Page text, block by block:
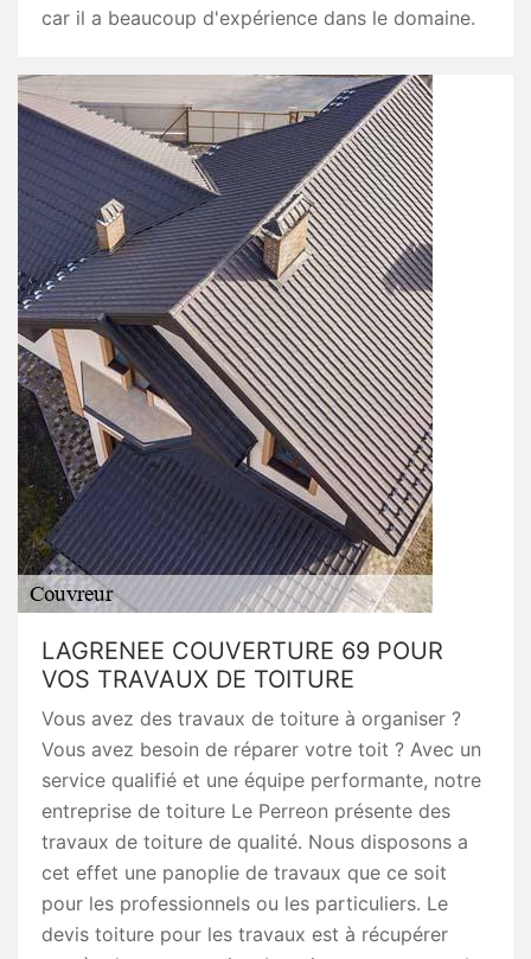
car il a beaucoup d'expérience dans le domaine.
LAGRENEE COUVERTURE 69 POUR
VOS TRAVAUX DE TOITURE
Vous avez des travaux de toiture à organiser ?
Vous avez besoin de réparer votre toit ? Avec un
service qualifié et une équipe performante, notre
entreprise de toiture Le Perreon présente des
travaux de toiture de qualité. Nous disposons a
cet effet une panoplie de travaux que ce soit
pour les professionnels ou les particuliers. Le
devis toiture pour les travaux est à récupérer